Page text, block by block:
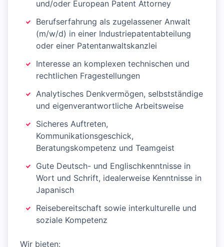
und/oder European Patent Attorney
Berufserfahrung als zugelassener Anwalt
(m/w/d) in einer Industriepatentabteilung
oder einer Patentanwaltskanzlei
Interesse an komplexen technischen und
rechtlichen Fragestellungen
Analytisches Denkvermögen, selbstständige
und eigenverantwortliche Arbeitsweise
Sicheres Auftreten,
Kommunikationsgeschick,
Beratungskompetenz und Teamgeist
Gute Deutsch- und Englischkenntnisse in
Wort und Schrift, idealerweise Kenntnisse in
Japanisch
Reisebereitschaft sowie interkulturelle und
soziale Kompetenz
Wir bieten: